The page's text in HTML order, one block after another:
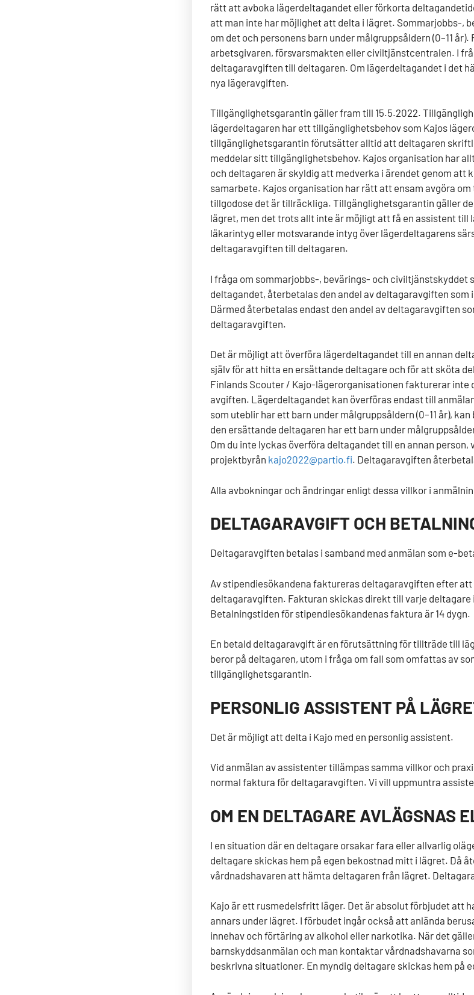
rätt att avboka lägerdeltagandet eller förkorta
att man inte har möjlighet att delta i lägret. Sommarjobbs-,
om det och personens barn under målgruppsåldern (0–11
arbetsgivaren, försvarsmakten eller civiltjänstcentralen. I
deltagaravgiften till deltagaren. Om lägerdeltagandet i det
nya lägeravgiften.
Tillgänglighetsgarantin gäller fram till 15.5.2022.
lägerdeltagaren har ett tillgänglighetsbehov som Kajos
tillgänglighetsgarantin förutsätter alltid att deltagaren
meddelar sitt tillgänglighetsbehov. Kajos organisation har
och deltagaren är skyldig att medverka i ärendet genom att
samarbete. Kajos organisation har rätt att ensam avgöra
tillgodose det är tillräckliga. Tillgänglighetsgarantin gäller
lägret, men det trots allt inte är möjligt att få en assistent
läkarintyg eller motsvarande intyg över lägerdeltagarens
deltagaravgiften till deltagaren.
I fråga om sommarjobbs-, bevärings- och
deltagandet, återbetalas den andel av deltagaravgiften
Därmed återbetalas endast den andel av deltagaravgiften
deltagaravgiften.
Det är möjligt att överföra lägerdeltagandet till en annan
själv för att hitta en ersättande deltagare och för att sköta
Finlands Scouter / Kajo-lägerorganisationen fakturerar inte
avgiften. Lägerdeltagandet kan överföras endast till
som uteblir har ett barn under målgruppsåldern (0–11 år),
den ersättande deltagaren har ett barn under
Om du inte lyckas överföra deltagandet till en annan
projektbyrån kajo2022@partio.fi. Deltagaravgiften
Alla avbokningar och ändringar enligt dessa villkor i
DELTAGARAVGIFT OCH
Deltagaravgiften betalas i samband med anmälan som e-
Av stipendiesökandena faktureras deltagaravgiften efter
deltagaravgiften. Fakturan skickas direkt till varje
Betalningstiden för stipendiesökandenas faktura är 14 dygn.
En betald deltagaravgift är en förutsättning för tillträde till
beror på deltagaren, utom i fråga om fall som omfattas av
tillgänglighetsgarantin.
PERSONLIG ASSISTENT PÅ
Det är möjligt att delta i Kajo med en personlig assistent.
Vid anmälan av assistenter tillämpas samma villkor och
normal faktura för deltagaravgiften. Vi vill uppmuntra
OM EN DELTAGARE AVLÄGSNAS
I en situation där en deltagare orsakar fara eller allvarlig
deltagare skickas hem på egen bekostnad mitt i lägret. Då
vårdnadshavaren att hämta deltagaren från lägret.
Kajo är ett rusmedelsfritt läger. Det är absolut förbjudet att
annars under lägret. I förbudet ingår också att anlända
innehav och förtäring av alkohol eller narkotika. När det
barnskyddsanmälan och man kontaktar vårdnadshavarna
beskrivna situationer. En myndig deltagare skickas hem